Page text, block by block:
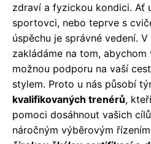
zdraví a fyzickou kondici. Ať
sportovci, nebo teprve s
úspěchu je správné vedení.
zakládáme na tom,
možnou podporu na vaší
stylem. Proto u nás působí
kvalifikovaných trenérů,
pomoci dosáhnout vašich
náročným výběrovým